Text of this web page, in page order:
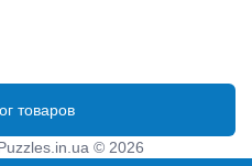
товаров
© 2026